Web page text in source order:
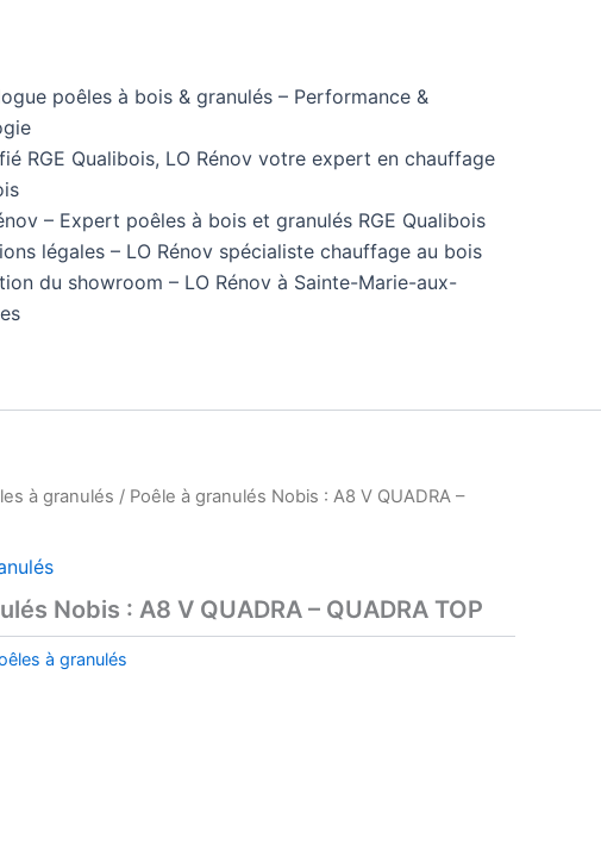
poêles à bois & granulés – Performance &
RGE Qualibois, LO Rénov votre expert en chauffage
– Expert poêles à bois et granulés RGE Qualibois
légales – LO Rénov spécialiste chauffage au bois
du showroom – LO Rénov à Sainte-Marie-aux-
à granulés / Poêle à granulés Nobis : A8 V QUADRA –
Nobis : A8 V QUADRA – QUADRA TOP
à granulés